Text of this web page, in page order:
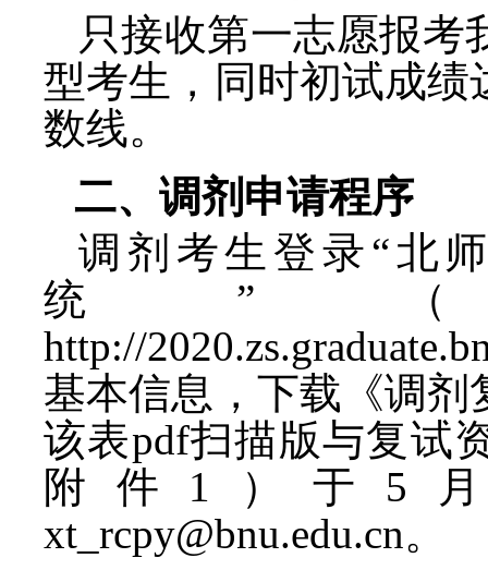
只接收第一志愿报考
型考生，同时初试成
数线。
二、调剂申请程序
调剂考生登录“北
统”
http://
基本信息，下载《调
该表pdf扫描版与复试
附件 1 ）于 5
xt_rcpy@bnu.edu.cn。